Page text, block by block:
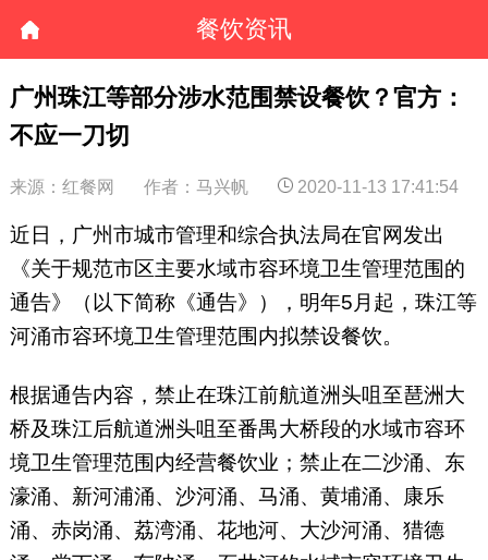
餐饮资讯
广州珠江等部分涉水范围禁设餐饮？官方：
不应一刀切
来源：红餐网 作者：马兴帆 2020-11-13 17:41:54
近日，广州市城市管理和综合执法局在官网发出
《关于规范市区主要水域市容环境卫生管理范围的
通告》（以下简称《通告》），明年5月起，珠江等
河涌市容环境卫生管理范围内拟禁设餐饮。
根据通告内容，禁止在珠江前航道洲头咀至琶洲大
桥及珠江后航道洲头咀至番禺大桥段的水域市容环
境卫生管理范围内经营餐饮业；禁止在二沙涌、东
濠涌、新河浦涌、沙河涌、马涌、黄埔涌、康乐
涌、赤岗涌、荔湾涌、花地河、大沙河涌、猎德